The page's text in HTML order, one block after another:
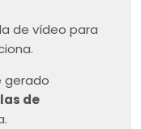
de vídeo para
gerado
de